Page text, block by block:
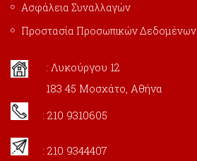
Ασφάλεια Συναλλαγών
Προστασία Προσωπικών Δεδομένων
: Λυκούργου 12
183 45 Μοσχάτο, Αθήνα
: 210 9310605
: 210 9344407